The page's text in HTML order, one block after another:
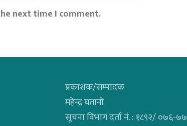
next time I comment.
प्रकाशक/सम्पादक
महेन्द्र घतानी
सूचना विभाग दर्ता नं. : १८९२/ ०७६-७७